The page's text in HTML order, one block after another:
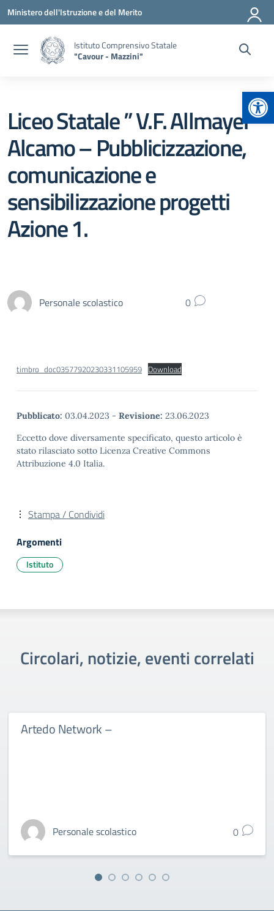
Vai ai contenuti
Vai al menu di navigazione
Vai al footer
Ministero dell'Istruzione e del Merito
Istituto Comprensivo Statale
"Cavour - Mazzini"
Liceo Statale ” V.F. Allmayer”
Alcamo – Pubblicizzazione,
comunicazione e
sensibilizzazione progetti
Azione 1.
Personale scolastico 0
timbro_doc03577920230331105959 Download
Pubblicato: 03.04.2023 - Revisione: 23.06.2023
Eccetto dove diversamente specificato, questo articolo è
stato rilasciato sotto Licenza Creative Commons
Attribuzione 4.0 Italia.
Stampa / Condividi
Argomenti
Istituto
Circolari, notizie, eventi correlati
Artedo Network –
Personale scolastico 0